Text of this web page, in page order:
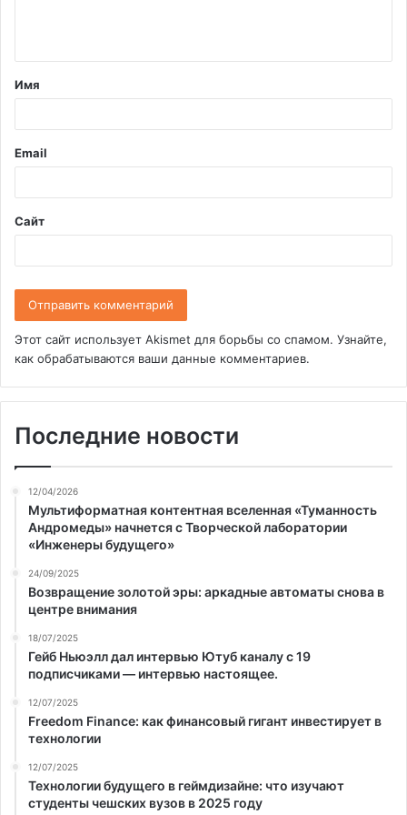
т
а
й
*
Имя
Email
Сайт
Этот сайт использует Akismet для борьбы со спамом. Узнайте,
как обрабатываются ваши данные комментариев.
Последние новости
12/04/2026
Мультиформатная контентная вселенная «Туманность
Андромеды» начнется с Творческой лаборатории
«Инженеры будущего»
24/09/2025
Возвращение золотой эры: аркадные автоматы снова в
центре внимания
18/07/2025
Гейб Ньюэлл дал интервью Ютуб каналу с 19
подписчиками — интервью настоящее.
12/07/2025
Freedom Finance: как финансовый гигант инвестирует в
технологии
12/07/2025
Технологии будущего в геймдизайне: что изучают
студенты чешских вузов в 2025 году